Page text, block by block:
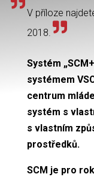
V příloze
2018.
Systém
systémem
centrum
systém s
s vlastním
prostředků.
SCM je pro